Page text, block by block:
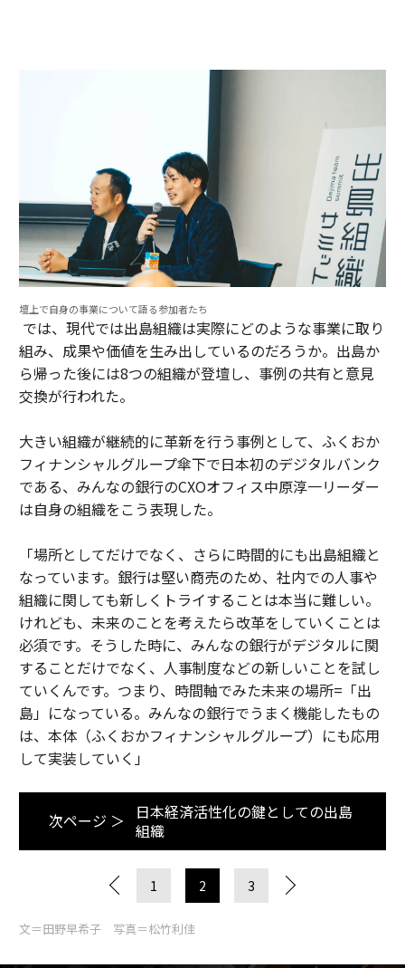
壇上で自身の事業について語る参加者たち
では、現代では出島組織は実際にどのような事業に取り
組み、成果や価値を生み出しているのだろうか。出島か
ら帰った後には8つの組織が登壇し、事例の共有と意見
交換が行われた。
大きい組織が継続的に革新を行う事例として、ふくおか
フィナンシャルグループ傘下で日本初のデジタルバンク
である、みんなの銀行のCXOオフィス中原淳一リーダー
は自身の組織をこう表現した。
「場所としてだけでなく、さらに時間的にも出島組織と
なっています。銀行は堅い商売のため、社内での人事や
組織に関しても新しくトライすることは本当に難しい。
けれども、未来のことを考えたら改革をしていくことは
必須です。そうした時に、みんなの銀行がデジタルに関
することだけでなく、人事制度などの新しいことを試し
ていくんです。つまり、時間軸でみた未来の場所=「出
島」になっている。みんなの銀行でうまく機能したもの
は、本体（ふくおかフィナンシャルグループ）にも応用
して実装していく」
次ページ ＞
日本経済活性化の鍵としての出島
組織
1 2 3
文＝田野早希子 写真＝松竹利佳